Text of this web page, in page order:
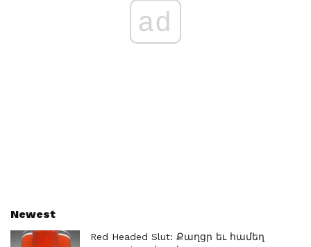
ad
Newest
Red Headed Slut: Քաղցր եւ համեղ